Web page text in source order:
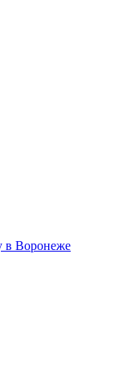
в Воронеже